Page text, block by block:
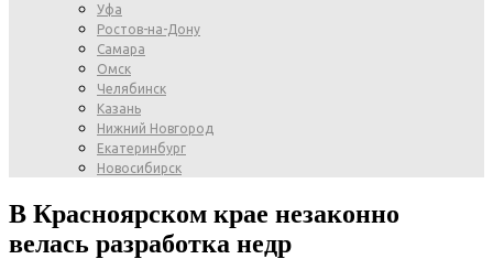
Уфа
Ростов-на-Дону
Самара
Омск
Челябинск
Казань
Нижний Новгород
Екатеринбург
Новосибирск
В Красноярском крае незаконно
велась разработка недр